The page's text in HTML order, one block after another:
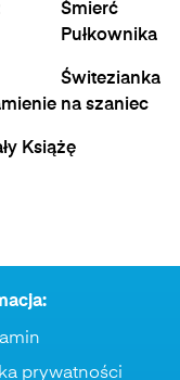
Śmierć
Pułkownika
Świtezianka
na szaniec
Książę
prywatności